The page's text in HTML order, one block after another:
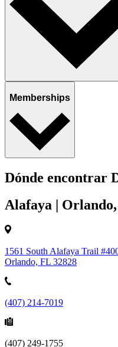
Memberships
Dónde encontrar
Alafaya |
1561 South Alafaya Trail
Orlando, FL 32828
(407) 214-7019
(407) 249-1755